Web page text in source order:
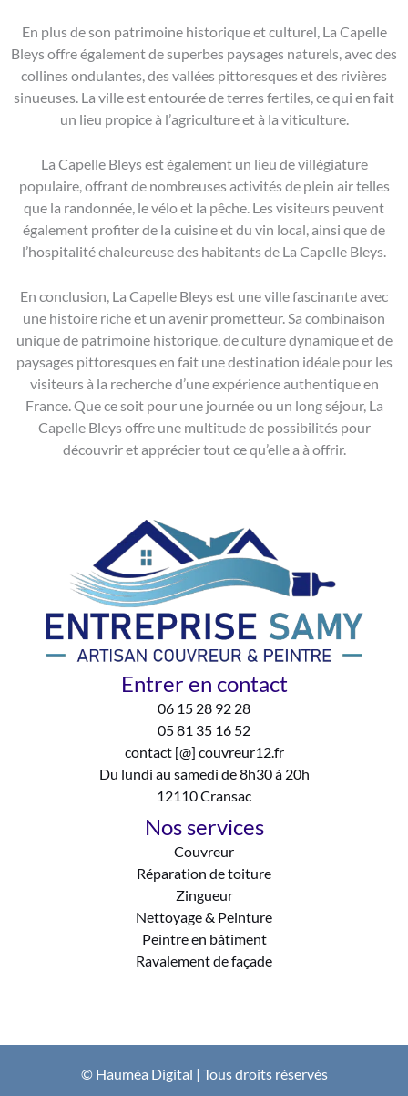
En plus de son patrimoine historique et culturel, La Capelle
Bleys offre également de superbes paysages naturels, avec des
collines ondulantes, des vallées pittoresques et des rivières
sinueuses. La ville est entourée de terres fertiles, ce qui en fait
un lieu propice à l’agriculture et à la viticulture.
La Capelle Bleys est également un lieu de villégiature
populaire, offrant de nombreuses activités de plein air telles
que la randonnée, le vélo et la pêche. Les visiteurs peuvent
également profiter de la cuisine et du vin local, ainsi que de
l’hospitalité chaleureuse des habitants de La Capelle Bleys.
En conclusion, La Capelle Bleys est une ville fascinante avec
une histoire riche et un avenir prometteur. Sa combinaison
unique de patrimoine historique, de culture dynamique et de
paysages pittoresques en fait une destination idéale pour les
visiteurs à la recherche d’une expérience authentique en
France. Que ce soit pour une journée ou un long séjour, La
Capelle Bleys offre une multitude de possibilités pour
découvrir et apprécier tout ce qu’elle a à offrir.
Entrer en contact
06 15 28 92 28
05 81 35 16 52
contact [@] couvreur12.fr
Du lundi au samedi de 8h30 à 20h
12110 Cransac
Nos services
Couvreur
Réparation de toiture
Zingueur
Nettoyage & Peinture
Peintre en bâtiment
Ravalement de façade
© Hauméa Digital | Tous droits réservés